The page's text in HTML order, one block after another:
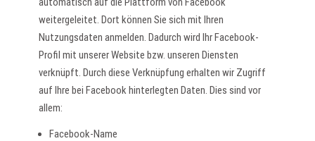
weitergeleitet. Dort können Sie sich mit Ihren
Nutzungsdaten anmelden. Dadurch wird Ihr Facebook-
Profil mit unserer Website bzw. unseren Diensten
verknüpft. Durch diese Verknüpfung erhalten wir Zugriff
auf Ihre bei Facebook hinterlegten Daten. Dies sind vor
allem:
Facebook-Name